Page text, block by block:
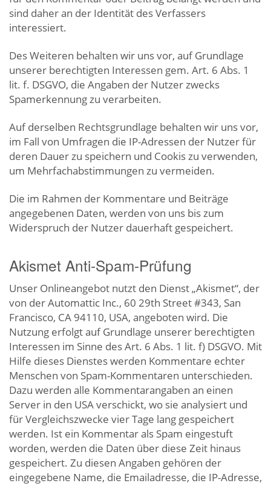
sind daher an der Identität des Verfassers
interessiert.
Des Weiteren behalten wir uns vor, auf Grundlage
unserer berechtigten Interessen gem. Art. 6 Abs. 1
lit. f. DSGVO, die Angaben der Nutzer zwecks
Spamerkennung zu verarbeiten.
Auf derselben Rechtsgrundlage behalten wir uns vor,
im Fall von Umfragen die IP-Adressen der Nutzer für
deren Dauer zu speichern und Cookis zu verwenden,
um Mehrfachabstimmungen zu vermeiden.
Die im Rahmen der Kommentare und Beiträge
angegebenen Daten, werden von uns bis zum
Widerspruch der Nutzer dauerhaft gespeichert.
Akismet Anti-Spam-Prüfung
Unser Onlineangebot nutzt den Dienst „Akismet“, der
von der Automattic Inc., 60 29th Street #343, San
Francisco, CA 94110, USA, angeboten wird. Die
Nutzung erfolgt auf Grundlage unserer berechtigten
Interessen im Sinne des Art. 6 Abs. 1 lit. f) DSGVO. Mit
Hilfe dieses Dienstes werden Kommentare echter
Menschen von Spam-Kommentaren unterschieden.
Dazu werden alle Kommentarangaben an einen
Server in den USA verschickt, wo sie analysiert und
für Vergleichszwecke vier Tage lang gespeichert
werden. Ist ein Kommentar als Spam eingestuft
worden, werden die Daten über diese Zeit hinaus
gespeichert. Zu diesen Angaben gehören der
eingegebene Name, die Emailadresse, die IP-Adresse,